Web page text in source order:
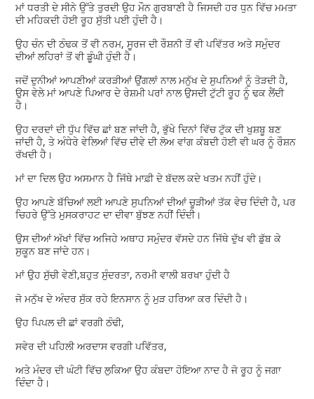
ਮਾਂ ਧਰਤੀ ਦੇ ਸੀਨੇ ਉੱਤੇ ਤੁਰਦੀ ਉਹ ਮੌਨ ਗੁਰਬਾਣੀ ਹੈ ਜਿਸਦੀ ਹਰ ਧੁਨ ਵਿੱਚ ਮਮਤਾ
ਦੀ ਮਹਿਕਦੀ ਹੋਈ ਰੂਹ ਸੁੱਤੀ ਪਈ ਹੁੰਦੀ ਹੈ।
ਉਹ ਚੰਨ ਦੀ ਠੰਢਕ ਤੋਂ ਵੀ ਨਰਮ, ਸੂਰਜ ਦੀ ਰੌਸ਼ਨੀ ਤੋਂ ਵੀ ਪਵਿੱਤਰ ਅਤੇ ਸਮੁੰਦਰ
ਦੀਆਂ ਲਹਿਰਾਂ ਤੋਂ ਵੀ ਡੂੰਘੀ ਹੁੰਦੀ ਹੈ।
ਜਦੋਂ ਦੁਨੀਆਂ ਆਪਣੀਆਂ ਕਰੜੀਆਂ ਉਂਗਲਾਂ ਨਾਲ ਮਨੁੱਖ ਦੇ ਸੁਪਨਿਆਂ ਨੂੰ ਤੋੜਦੀ ਹੈ,
ਉਸ ਵੇਲੇ ਮਾਂ ਆਪਣੇ ਪਿਆਰ ਦੇ ਰੇਸ਼ਮੀ ਪਰਾਂ ਨਾਲ ਉਸਦੀ ਟੁੱਟੀ ਰੂਹ ਨੂੰ ਢਕ ਲੈਂਦੀ
ਹੈ।
ਉਹ ਦਰਦਾਂ ਦੀ ਧੁੱਪ ਵਿੱਚ ਛਾਂ ਬਣ ਜਾਂਦੀ ਹੈ, ਭੁੱਖੇ ਦਿਨਾਂ ਵਿੱਚ ਟੁੱਕ ਦੀ ਖੁਸ਼ਬੂ ਬਣ
ਜਾਂਦੀ ਹੈ, ਤੇ ਅੰਧੇਰੇ ਵੇਲਿਆਂ ਵਿੱਚ ਦੀਵੇ ਦੀ ਲੋਅ ਵਾਂਗ ਕੰਬਦੀ ਹੋਈ ਵੀ ਘਰ ਨੂੰ ਰੌਸ਼ਨ
ਰੱਖਦੀ ਹੈ।
ਮਾਂ ਦਾ ਦਿਲ ਉਹ ਅਸਮਾਨ ਹੈ ਜਿੱਥੇ ਮਾਫ਼ੀ ਦੇ ਬੱਦਲ ਕਦੇ ਖਤਮ ਨਹੀਂ ਹੁੰਦੇ।
ਉਹ ਆਪਣੇ ਬੱਚਿਆਂ ਲਈ ਆਪਣੇ ਸੁਪਨਿਆਂ ਦੀਆਂ ਚੂੜੀਆਂ ਤੱਕ ਵੇਚ ਦਿੰਦੀ ਹੈ, ਪਰ
ਚਿਹਰੇ ਉੱਤੇ ਮੁਸਕਰਾਹਟ ਦਾ ਦੀਵਾ ਬੁੱਝਣ ਨਹੀਂ ਦਿੰਦੀ।
ਉਸ ਦੀਆਂ ਅੱਖਾਂ ਵਿੱਚ ਅਜਿਹੇ ਅਥਾਹ ਸਮੁੰਦਰ ਵੱਸਦੇ ਹਨ ਜਿੱਥੇ ਦੁੱਖ ਵੀ ਡੁੱਬ ਕੇ
ਸੁਕੂਨ ਬਣ ਜਾਂਦੇ ਹਨ।
ਮਾਂ ਉਹ ਸੁੱਚੀ ਵੇਣੀ,ਬਹੁਤ ਸੁੰਦਰਤਾ, ਨਰਮੀ ਵਾਲੀ ਬਰਖਾ ਹੁੰਦੀ ਹੈ
ਜੋ ਮਨੁੱਖ ਦੇ ਅੰਦਰ ਸੁੱਕ ਰਹੇ ਇਨਸਾਨ ਨੂੰ ਮੁੜ ਹਰਿਆ ਕਰ ਦਿੰਦੀ ਹੈ।
ਉਹ ਪਿਪਲ ਦੀ ਛਾਂ ਵਰਗੀ ਠੰਢੀ,
ਸਵੇਰ ਦੀ ਪਹਿਲੀ ਅਰਦਾਸ ਵਰਗੀ ਪਵਿੱਤਰ,
ਅਤੇ ਮੰਦਰ ਦੀ ਘੰਟੀ ਵਿੱਚ ਲੁਕਿਆ ਉਹ ਕੰਬਦਾ ਹੋਇਆ ਨਾਦ ਹੈ ਜੋ ਰੂਹ ਨੂੰ ਜਗਾ
ਦਿੰਦਾ ਹੈ।